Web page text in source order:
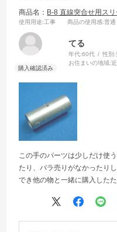
商品名： B-8 直線突合せ用ス
使用用途:工事 商品の使用感:普通
てる
年代:60代 性別:
お住まいの地域:
この手のパーツは少しだけ使
たり、バラ売りがなかったり
でき他の物と一緒に購入した